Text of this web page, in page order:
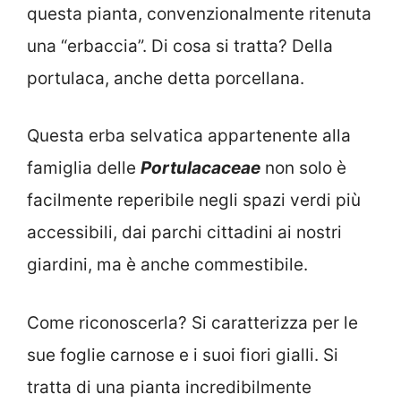
questa pianta, convenzionalmente ritenuta
una “erbaccia”. Di cosa si tratta? Della
portulaca, anche detta porcellana.
Questa erba selvatica appartenente alla
famiglia delle Portulacaceae non solo è
facilmente reperibile negli spazi verdi più
accessibili, dai parchi cittadini ai nostri
giardini, ma è anche commestibile.
Come riconoscerla? Si caratterizza per le
sue foglie carnose e i suoi fiori gialli. Si
tratta di una pianta incredibilmente